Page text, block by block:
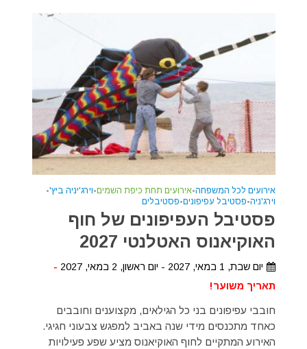
אירועים לכל המשפחה•אירועים תחת כיפת השמים•וירג'יניה ביץ'•
וירג'ניה•פסטיבל עפיפונים•פסטיבלים
פסטיבל העפיפונים של חוף
האוקיאנוס האטלנטי 2027
יום שבת, 1 במאי, 2027 - יום ראשון, 2 במאי, 2027
-
תאריך משוער!
חובבי עפיפונים בני כל הגילאים, מקצוענים וחובבים
כאחד מתכנסים מידי שנה באביב למפגש צבעוני חגיגי.
האירוע המתקיים לחוף האוקיאנוס מציע שפע פעילויות